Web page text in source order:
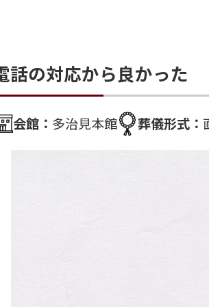
話の対応から良かった
会館： 多治見本館 葬儀形式：